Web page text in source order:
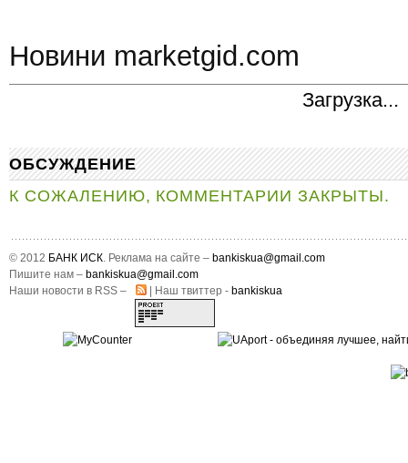
Новини marketgid.com
Загрузка...
ОБСУЖДЕНИЕ
К СОЖАЛЕНИЮ, КОММЕНТАРИИ ЗАКРЫТЫ.
© 2012 БАНК ИСК. Реклама на сайте – bankiskua@gmail.com
Пишите нам – bankiskua@gmail.com
Наши новости в RSS –
| Наш твиттер - bankiskua